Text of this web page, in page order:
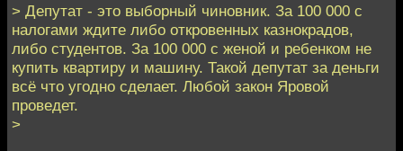
> Депутат - это выборный чиновник. За 100 000 с
налогами ждите либо откровенных казнокрадов,
либо студентов. За 100 000 с женой и ребенком не
купить квартиру и машину. Такой депутат за деньги
всё что угодно сделает. Любой закон Яровой
проведет.
>